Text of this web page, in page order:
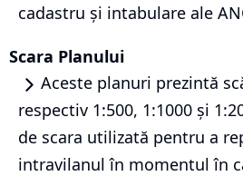
cadastru și intabulare ale
Scara Planului
Aceste planuri prezintă
respectiv 1:500, 1:1000 și
de scara utilizată pentru a
intravilanul în momentul în